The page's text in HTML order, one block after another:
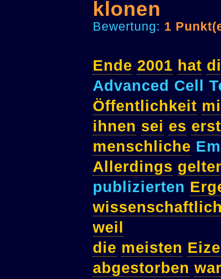
klonen
Bewertung: 1
Ende 2001 hat
Advanced Cell
Öffentlichkeit
ihnen sei es
menschliche
Allerdings
publizierten
weil
die meisten
abgestorben